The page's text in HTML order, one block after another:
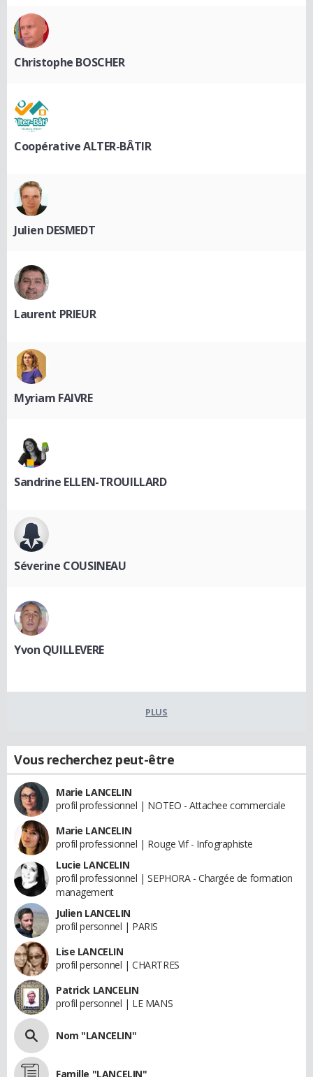
Christophe BOSCHER
Coopérative ALTER-BÂTIR
Julien DESMEDT
Laurent PRIEUR
Myriam FAIVRE
Sandrine ELLEN-TROUILLARD
Séverine COUSINEAU
Yvon QUILLEVERE
PLUS
Vous recherchez peut-être
Marie LANCELIN
profil professionnel | NOTEO - Attachee commerciale
Marie LANCELIN
profil professionnel | Rouge Vif - Infographiste
Lucie LANCELIN
profil professionnel | SEPHORA - Chargée de formation
management
Julien LANCELIN
profil personnel | PARIS
Lise LANCELIN
profil personnel | CHARTRES
Patrick LANCELIN
profil personnel | LE MANS
Nom "LANCELIN"
Famille "LANCELIN"